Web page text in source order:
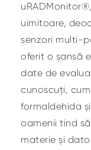
uimitoare,
senzori multi-
oferit o șansă
date de
cunoscuți,
formaldehida
oamenii tind
materie și